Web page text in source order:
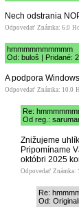
Nech odstrania
Odpovedať Známka: 6.0
hmmmmmmmmmm
Od: buloš | Pridané:
A podpora
Odpovedať Známka: 10.0
Re:
Od reg.:
Znižujeme
Pripomíname
októbri 2025
Odpovedať Známka:
Re:
Od: